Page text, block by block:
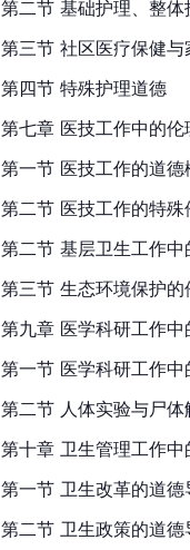
第二节 基础护理、整
第三节 社区医疗保健
第四节 特殊护理道德
第七章 医技工作中的伦
第一节 医技工作的道德
第二节 医技工作的特
第二节 基层卫生工作中
第三节 生态环境保护的
第九章 医学科研工作中
第一节 医学科研工作
第二节 人体实验与尸
第十章 卫生管理工作中
第一节 卫生改革的道德
第二节 卫生政策的道德